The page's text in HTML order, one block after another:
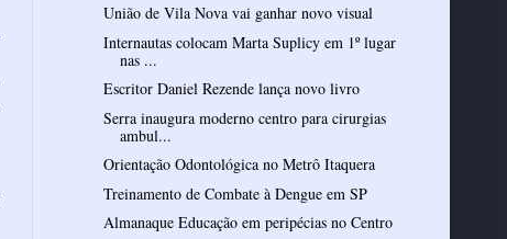
União de Vila Nova vai ganhar novo visual
Internautas colocam Marta Suplicy em 1º lugar
nas ...
Escritor Daniel Rezende lança novo livro
Serra inaugura moderno centro para cirurgias
ambul...
Orientação Odontológica no Metrô Itaquera
Treinamento de Combate à Dengue em SP
Almanaque Educação em peripécias no Centro